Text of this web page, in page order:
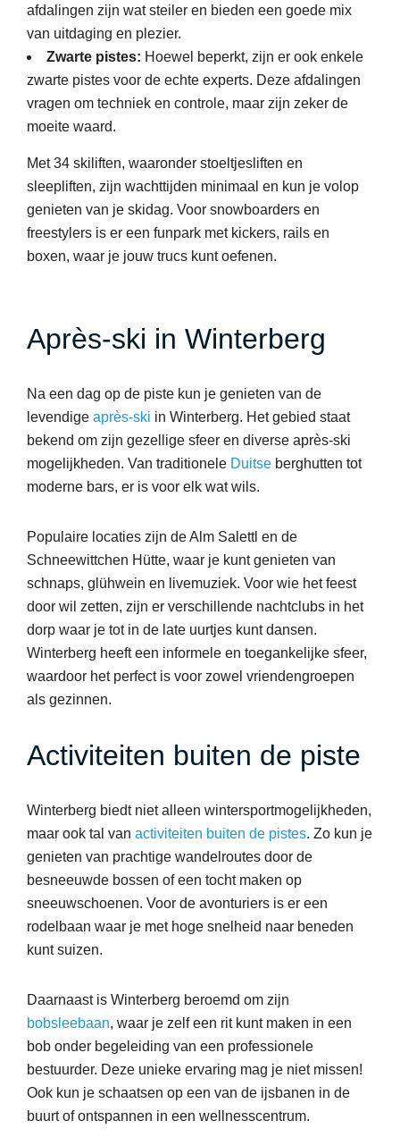
afdalingen zijn wat steiler en bieden een goede mix
van uitdaging en plezier.
Zwarte pistes: Hoewel beperkt, zijn er ook enkele
zwarte pistes voor de echte experts. Deze afdalingen
vragen om techniek en controle, maar zijn zeker de
moeite waard.
Met 34 skiliften, waaronder stoeltjesliften en
sleepliften, zijn wachttijden minimaal en kun je volop
genieten van je skidag. Voor snowboarders en
freestylers is er een funpark met kickers, rails en
boxen, waar je jouw trucs kunt oefenen.
Après-ski in Winterberg
Na een dag op de piste kun je genieten van de
levendige après-ski in Winterberg. Het gebied staat
bekend om zijn gezellige sfeer en diverse après-ski
mogelijkheden. Van traditionele Duitse berghutten tot
moderne bars, er is voor elk wat wils.
Populaire locaties zijn de Alm Salettl en de
Schneewittchen Hütte, waar je kunt genieten van
schnaps, glühwein en livemuziek. Voor wie het feest
door wil zetten, zijn er verschillende nachtclubs in het
dorp waar je tot in de late uurtjes kunt dansen.
Winterberg heeft een informele en toegankelijke sfeer,
waardoor het perfect is voor zowel vriendengroepen
als gezinnen.
Activiteiten buiten de piste
Winterberg biedt niet alleen wintersportmogelijkheden,
maar ook tal van activiteiten buiten de pistes. Zo kun je
genieten van prachtige wandelroutes door de
besneeuwde bossen of een tocht maken op
sneeuwschoenen. Voor de avonturiers is er een
rodelbaan waar je met hoge snelheid naar beneden
kunt suizen.
Daarnaast is Winterberg beroemd om zijn
bobsleebaan, waar je zelf een rit kunt maken in een
bob onder begeleiding van een professionele
bestuurder. Deze unieke ervaring mag je niet missen!
Ook kun je schaatsen op een van de ijsbanen in de
buurt of ontspannen in een wellnesscentrum.